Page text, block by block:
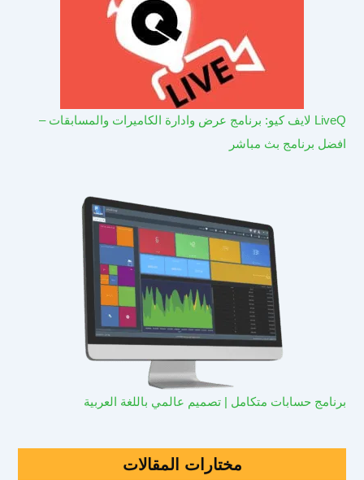
LiveQ لايف كيو: برنامج عرض وادارة الكاميرات والمسابقات –
افضل برنامج بث مباشر
برنامج حسابات متكامل | تصميم عالمي باللغة العربية
مختارات المقالات